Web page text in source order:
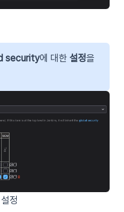
security에 대한 설정을
정